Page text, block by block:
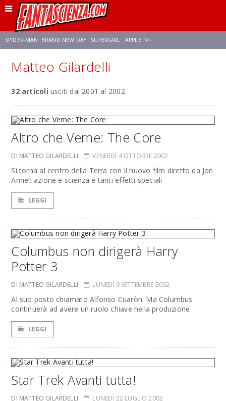
SPIDER-MAN: BRAND NEW DAY SUPERGIRL APPLE TV+
FRANCO RICCIARDIELLO ZENDAYA AVENGERS: DOOMSDAY
Matteo Gilardelli
32 articoli usciti dal 2001 al 2002
Altro che Verne: The Core
DI MATTEO GILARDELLI VENERDÌ 4 OTTOBRE 2002
Si torna al centro della Terra con il nuovo film diretto da Jon
Amiel: azione e scienza e tanti effetti speciali
LEGGI
Columbus non dirigerà Harry
Potter 3
DI MATTEO GILARDELLI LUNEDÌ 9 SETTEMBRE 2002
Al suo posto chiamato Alfonso Cuaròn. Ma Columbus
continuerà ad avere un ruolo chiave nella produzione
LEGGI
Star Trek Avanti tutta!
DI MATTEO GILARDELLI LUNEDÌ 22 LUGLIO 2002